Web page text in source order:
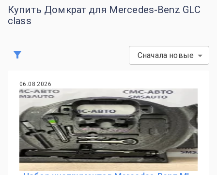
Купить Домкрат для Mercedes-Benz GLC
class
Сначала новые
06.08.2026